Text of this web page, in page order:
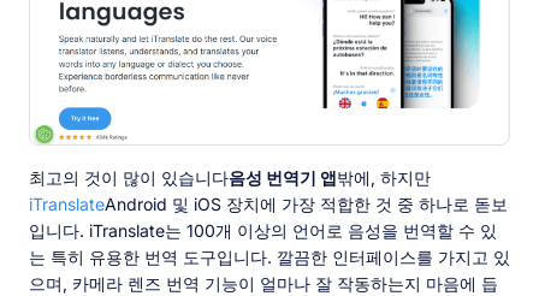
최고의 것이 많이 있습니다음성 번역기 앱밖에, 하지만
iTranslateAndroid 및 iOS 장치에 가장 적합한 것 중 하나로 돋보
입니다. iTranslate는 100개 이상의 언어로 음성을 번역할 수 있
는 특히 유용한 번역 도구입니다. 깔끔한 인터페이스를 가지고 있
으며, 카메라 렌즈 번역 기능이 얼마나 잘 작동하는지 마음에 듭